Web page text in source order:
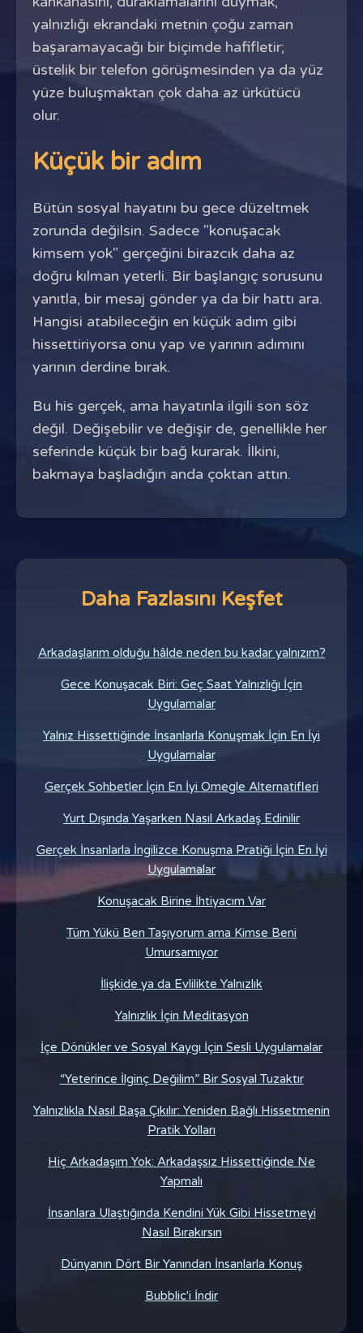
yalnızlığı ekrandaki metnin çoğu zaman
başaramayacağı bir biçimde hafifletir;
üstelik bir telefon görüşmesinden ya da yüz
yüze buluşmaktan çok daha az ürkütücü
olur.
Küçük bir adım
Bütün sosyal hayatını bu gece düzeltmek
zorunda değilsin. Sadece "konuşacak
kimsem yok" gerçeğini birazcık daha az
doğru kılman yeterli. Bir başlangıç sorusunu
yanıtla, bir mesaj gönder ya da bir hattı ara.
Hangisi atabileceğin en küçük adım gibi
hissettiriyorsa onu yap ve yarının adımını
yarının derdine bırak.
Bu his gerçek, ama hayatınla ilgili son söz
değil. Değişebilir ve değişir de, genellikle her
seferinde küçük bir bağ kurarak. İlkini,
bakmaya başladığın anda çoktan attın.
Daha Fazlasını Keşfet
Arkadaşlarım olduğu hâlde neden bu kadar yalnızım?
Gece Konuşacak Biri: Geç Saat Yalnızlığı İçin
Uygulamalar
Yalnız Hissettiğinde İnsanlarla Konuşmak İçin En İyi
Uygulamalar
Gerçek Sohbetler İçin En İyi Omegle Alternatifleri
Yurt Dışında Yaşarken Nasıl Arkadaş Edinilir
Gerçek İnsanlarla İngilizce Konuşma Pratiği İçin En İyi
Uygulamalar
Konuşacak Birine İhtiyacım Var
Tüm Yükü Ben Taşıyorum ama Kimse Beni
Umursamıyor
İlişkide ya da Evlilikte Yalnızlık
Yalnızlık İçin Meditasyon
İçe Dönükler ve Sosyal Kaygı İçin Sesli Uygulamalar
“Yeterince İlginç Değilim” Bir Sosyal Tuzaktır
Yalnızlıkla Nasıl Başa Çıkılır: Yeniden Bağlı Hissetmenin
Pratik Yolları
Hiç Arkadaşım Yok: Arkadaşsız Hissettiğinde Ne
Yapmalı
İnsanlara Ulaştığında Kendini Yük Gibi Hissetmeyi
Nasıl Bırakırsın
Dünyanın Dört Bir Yanından İnsanlarla Konuş
Bubblic'i İndir